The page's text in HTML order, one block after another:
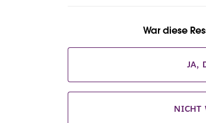
War diese
JA,
NICHT